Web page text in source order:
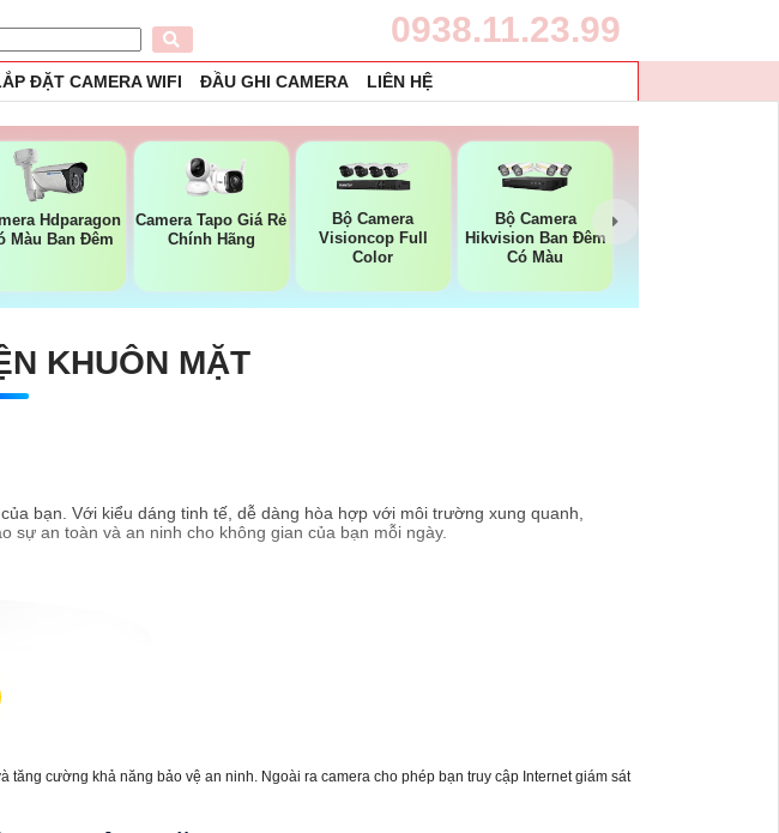
0938.11.23.99
ĐẶT CAMERA WIFI ĐẦU GHI CAMERA LIÊN HỆ
Hdparagon
Màu Ban Đêm
Camera Tapo Giá Rẻ
Chính Hãng
Bộ Camera
Visioncop Full
Color
Bộ Camera
Hikvision Ban Đêm
Có Màu
KHUÔN MẶT
bạn. Với kiểu dáng tinh tế, dễ dàng hòa hợp với môi trường xung quanh,
an toàn và an ninh cho không gian của bạn mỗi ngày.
cường khả năng bảo vệ an ninh. Ngoài ra camera cho phép bạn truy cập Internet giám sát